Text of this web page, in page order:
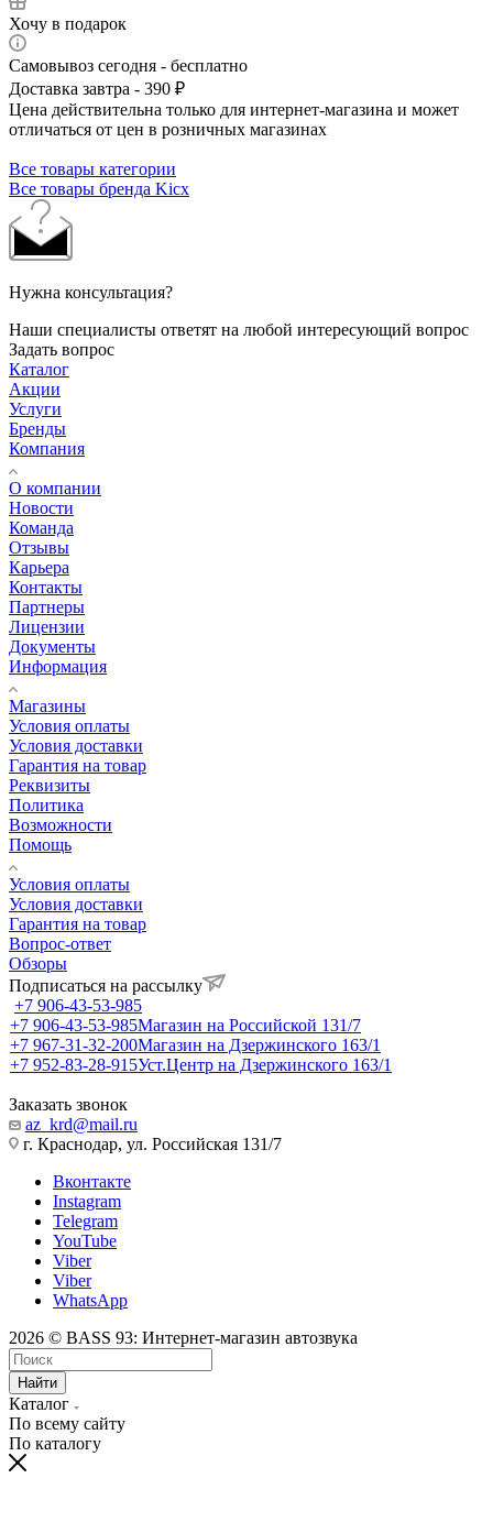
Хочу в подарок
Самовывоз сегодня - бесплатно
Доставка завтра - 390 ₽
Цена действительна только для интернет-магазина и может
отличаться от цен в розничных магазинах
Все товары категории
Все товары бренда Kicx
Нужна консультация?
Наши специалисты ответят на любой интересующий вопрос
Задать вопрос
Каталог
Акции
Услуги
Бренды
Компания
О компании
Новости
Команда
Отзывы
Карьера
Контакты
Партнеры
Лицензии
Документы
Информация
Магазины
Условия оплаты
Условия доставки
Гарантия на товар
Реквизиты
Политика
Возможности
Помощь
Условия оплаты
Условия доставки
Гарантия на товар
Вопрос-ответ
Обзоры
Подписаться на рассылку
+7 906-43-53-985
+7 906-43-53-985Магазин на Российской 131/7
+7 967-31-32-200Магазин на Дзержинского 163/1
+7 952-83-28-915Уст.Центр на Дзержинского 163/1
Заказать звонок
az_krd@mail.ru
г. Краснодар, ул. Российская 131/7
Вконтакте
Instagram
Telegram
YouTube
Viber
Viber
WhatsApp
2026 © BASS 93: Интернет-магазин автозвука
Найти
Каталог
По всему сайту
По каталогу